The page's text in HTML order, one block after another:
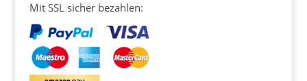
Mit SSL sicher bezahlen: